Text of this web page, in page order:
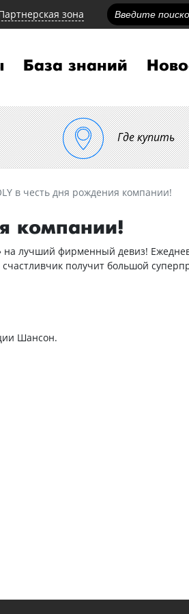
зона
База знаний
Где купить
в честь дня рождения компании!
компании!
на лучший фирменный девиз!
получит большой
Шансон.